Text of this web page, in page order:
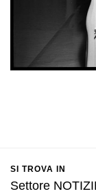
SI TROVA IN
Settore